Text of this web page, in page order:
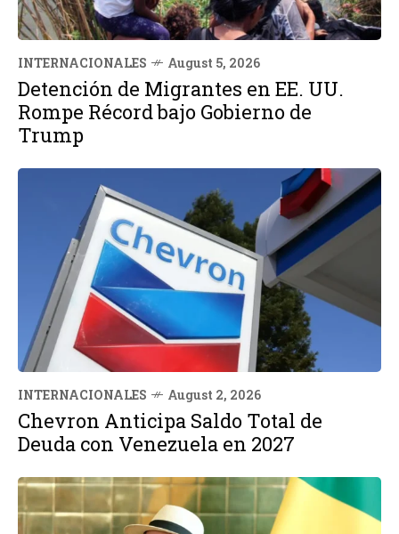
INTERNACIONALES August 5, 2026
Detención de Migrantes en EE. UU.
Rompe Récord bajo Gobierno de
Trump
INTERNACIONALES August 2, 2026
Chevron Anticipa Saldo Total de
Deuda con Venezuela en 2027